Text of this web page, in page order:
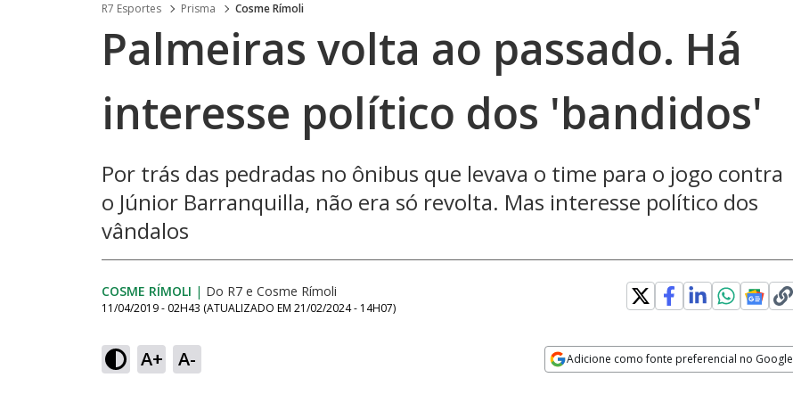
R7 Esportes Prisma Cosme Rímoli
Palmeiras volta ao passado. Há
interesse político dos 'bandidos'
Por trás das pedradas no ônibus que levava o time para o jogo contra
o Júnior Barranquilla, não era só revolta. Mas interesse político dos
vândalos
COSME RÍMOLI | Do R7 e Cosme Rímoli
11/04/2019 - 02H43 (ATUALIZADO EM 21/02/2024 - 14H07)
A+ A- Adicione como fonte preferencial no Google